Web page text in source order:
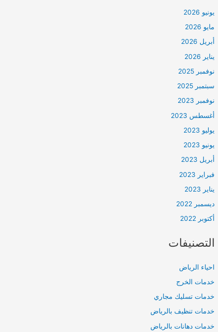
يونيو 2026
مايو 2026
أبريل 2026
يناير 2026
نوفمبر 2025
سبتمبر 2025
نوفمبر 2023
أغسطس 2023
يوليو 2023
يونيو 2023
أبريل 2023
فبراير 2023
يناير 2023
ديسمبر 2022
أكتوبر 2022
التصنيفات
احياء الرياض
خدمات الخرج
خدمات تسليك مجاري
خدمات تنظيف بالرياض
خدمات دهانات بالرياض